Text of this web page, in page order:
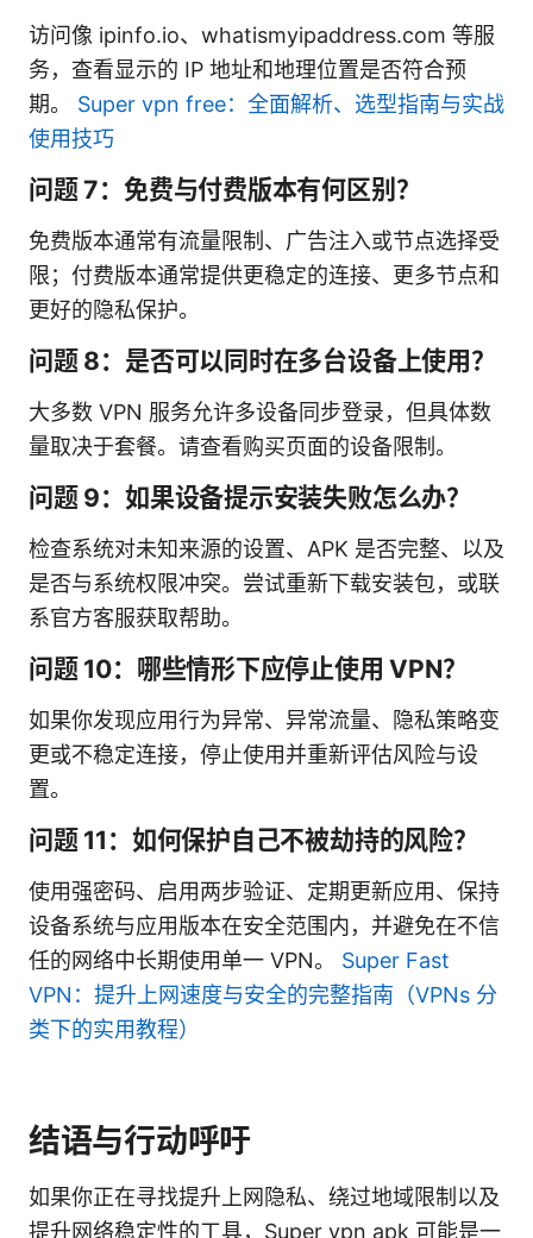
访问像 ipinfo.io、whatismyipaddress.com 等服
务，查看显示的 IP 地址和地理位置是否符合预
期。 Super vpn free：全面解析、选型指南与实战
使用技巧
问题 7：免费与付费版本有何区别？
免费版本通常有流量限制、广告注入或节点选择受
限；付费版本通常提供更稳定的连接、更多节点和
更好的隐私保护。
问题 8：是否可以同时在多台设备上使用？
大多数 VPN 服务允许多设备同步登录，但具体数
量取决于套餐。请查看购买页面的设备限制。
问题 9：如果设备提示安装失败怎么办？
检查系统对未知来源的设置、APK 是否完整、以及
是否与系统权限冲突。尝试重新下载安装包，或联
系官方客服获取帮助。
问题 10：哪些情形下应停止使用 VPN？
如果你发现应用行为异常、异常流量、隐私策略变
更或不稳定连接，停止使用并重新评估风险与设
置。
问题 11：如何保护自己不被劫持的风险？
使用强密码、启用两步验证、定期更新应用、保持
设备系统与应用版本在安全范围内，并避免在不信
任的网络中长期使用单一 VPN。 Super Fast
VPN：提升上网速度与安全的完整指南（VPNs 分
类下的实用教程）
结语与行动呼吁
如果你正在寻找提升上网隐私、绕过地域限制以及
提升网络稳定性的工具，Super vpn apk 可能是一